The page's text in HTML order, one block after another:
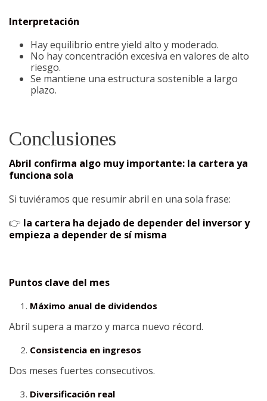
Interpretación
Hay equilibrio entre yield alto y moderado.
No hay concentración excesiva en valores de alto
riesgo.
Se mantiene una estructura sostenible a largo
plazo.
Conclusiones
Abril confirma algo muy importante: la cartera ya
funciona sola
Si tuviéramos que resumir abril en una sola frase:
👉 la cartera ha dejado de depender del inversor y
empieza a depender de sí misma
Puntos clave del mes
Máximo anual de dividendos
Abril supera a marzo y marca nuevo récord.
Consistencia en ingresos
Dos meses fuertes consecutivos.
Diversificación real